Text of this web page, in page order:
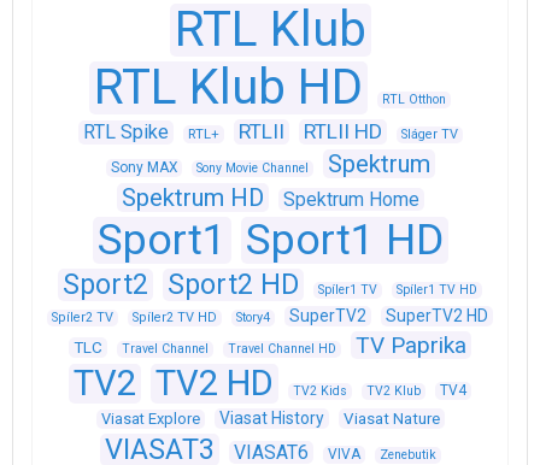
RTL Klub
RTL Klub HD
RTL Otthon
RTL Spike RTL+ RTLII RTLII HD Sláger TV
Sony MAX Sony Movie Channel
Spektrum
Spektrum HD
Spektrum Home
Sport1 Sport1 HD
Sport2 Sport2 HD Spíler1 TV
Spíler1 TV HD
Spíler2 TV
Spíler2 TV HD Story4 SuperTV2 SuperTV2 HD
TLC Travel Channel Travel Channel HD TV Paprika
TV2 TV2 HD TV2 Kids TV2 Klub TV4
Viasat Explore Viasat History Viasat Nature
VIASAT3 VIASAT6 VIVA Zenebutik